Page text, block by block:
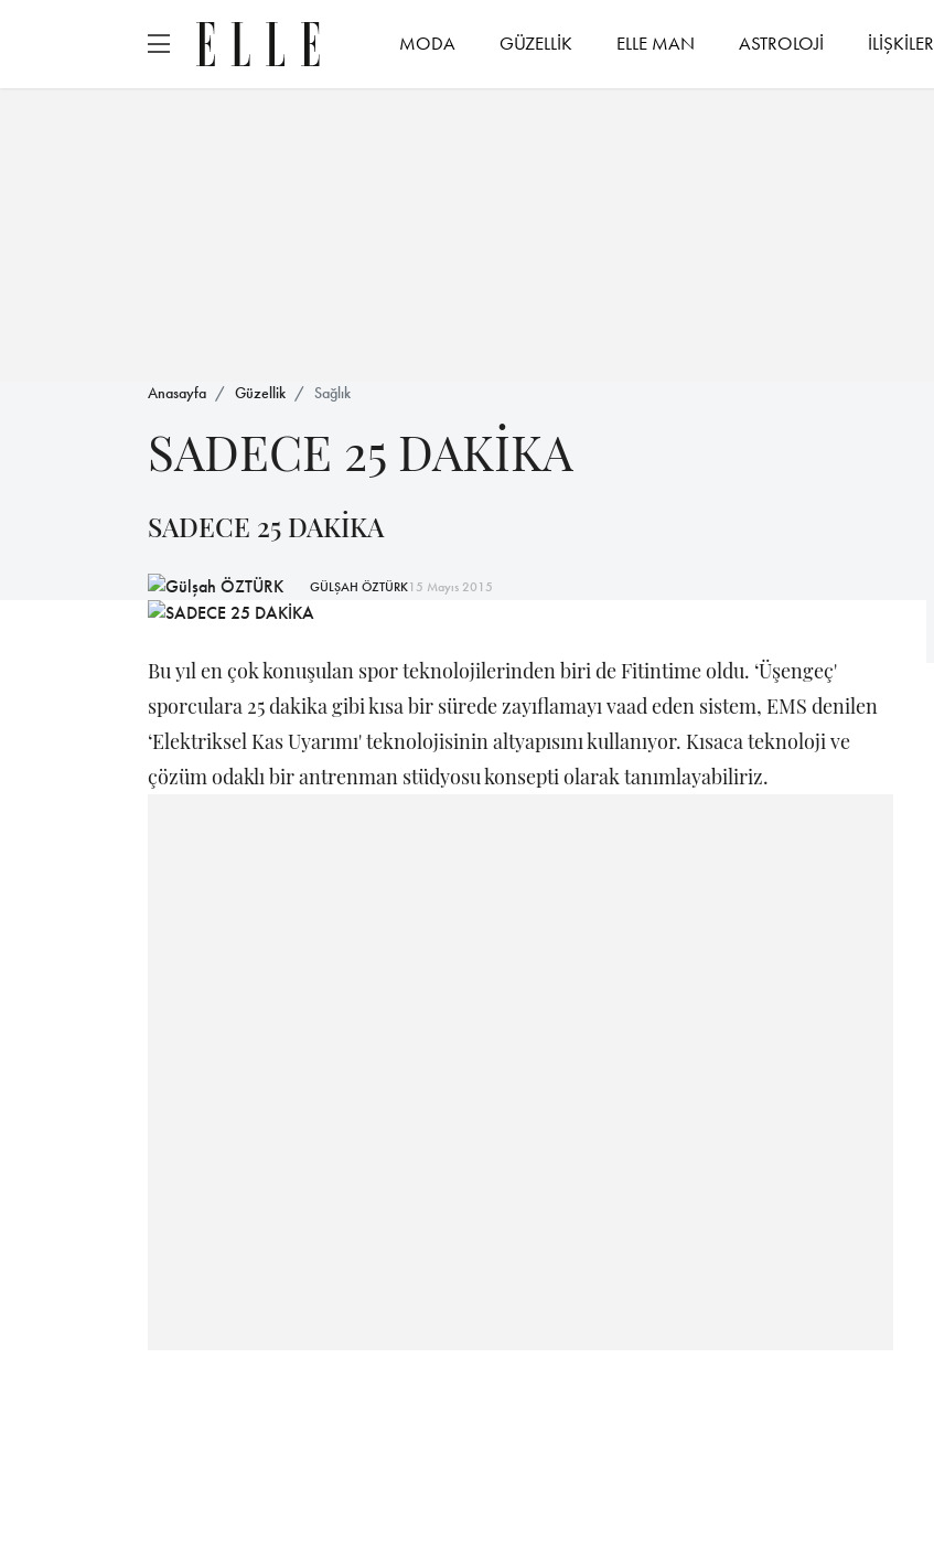
MODA GÜZELLİK ELLE MAN ASTROLOJİ İLİŞKİLER
Anasayfa Güzellik Sağlık
SADECE 25 DAKİKA
SADECE 25 DAKİKA
GÜLŞAH ÖZTÜRK15 Mayıs 2015
Bu yıl en çok konuşulan spor teknolojilerinden biri de Fitintime oldu. ‘Üşengeç'
sporculara 25 dakika gibi kısa bir sürede zayıflamayı vaad eden sistem, EMS denilen
‘Elektriksel Kas Uyarımı' teknolojisinin altyapısını kullanıyor. Kısaca teknoloji ve
çözüm odaklı bir antrenman stüdyosu konsepti olarak tanımlayabiliriz.